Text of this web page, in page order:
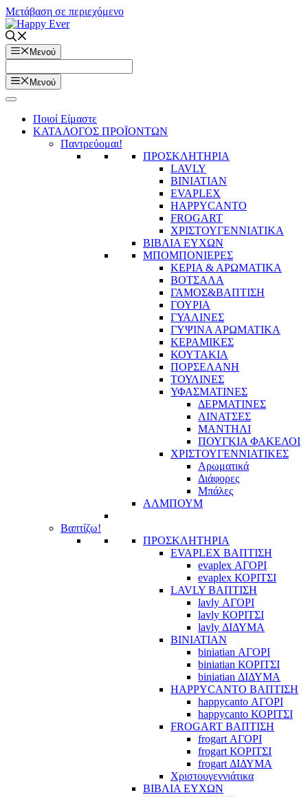
Μετάβαση σε περιεχόμενο
Μενού
Μενού
Ποιοί Είμαστε
ΚΑΤΑΛΟΓΟΣ ΠΡΟΪΟΝΤΩΝ
Παντρεύομαι!
ΠΡΟΣΚΛΗΤΗΡΙΑ
LAVLY
BINIATIAN
EVAPLEX
HAPPYCANTO
FROGART
ΧΡΙΣΤΟΥΓΕΝΝΙΑΤΙΚΑ
ΒΙΒΛΙΑ ΕΥΧΩΝ
ΜΠΟΜΠΟΝΙΕΡΕΣ
ΚΕΡΙΑ & ΑΡΩΜΑΤΙΚΑ
ΒΟΤΣΑΛΑ
ΓΑΜΟΣ&ΒΑΠΤΙΣΗ
ΓΟΥΡΙΑ
ΓΥΑΛΙΝΕΣ
ΓΥΨΙΝΑ ΑΡΩΜΑΤΙΚΑ
ΚΕΡΑΜΙΚΕΣ
ΚΟΥΤΑΚΙΑ
ΠΟΡΣΕΛΑΝΗ
ΤΟΥΛΙΝΕΣ
ΥΦΑΣΜΑΤΙΝΕΣ
ΔΕΡΜΑΤΙΝΕΣ
ΛΙΝΑΤΣΕΣ
ΜΑΝΤΗΛΙ
ΠΟΥΓΚΙΑ ΦΑΚΕΛΟΙ
ΧΡΙΣΤΟΥΓΕΝΝΙΑΤΙΚΕΣ
Αρωματικά
Διάφορες
Μπάλες
ΑΛΜΠΟΥΜ
Βαπτίζω!
ΠΡΟΣΚΛΗΤΗΡΙΑ
EVAPLEX ΒΑΠΤΙΣΗ
evaplex ΑΓΟΡΙ
evaplex ΚΟΡΙΤΣΙ
LAVLY ΒΑΠΤΙΣΗ
lavly ΑΓΟΡΙ
lavly ΚΟΡΙΤΣΙ
lavly ΔΙΔΥΜΑ
BINIATIAN
biniatian ΑΓΟΡΙ
biniatian ΚΟΡΙΤΣΙ
biniatian ΔΙΔΥΜΑ
HAPPYCANTO ΒΑΠΤΙΣΗ
happycanto ΑΓΟΡΙ
happycanto ΚΟΡΙΤΣΙ
FROGART ΒΑΠΤΙΣΗ
frogart ΑΓΟΡΙ
frogart ΚΟΡΙΤΣΙ
frogart ΔΙΔΥΜΑ
Χριστουγεννιάτικα
ΒΙΒΛΙΑ ΕΥΧΩΝ